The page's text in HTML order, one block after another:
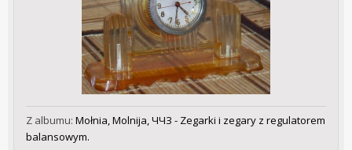
Z albumu: Mołnia, Molnija, ЧЧЗ - Zegarki i zegary z regulatorem
balansowym.